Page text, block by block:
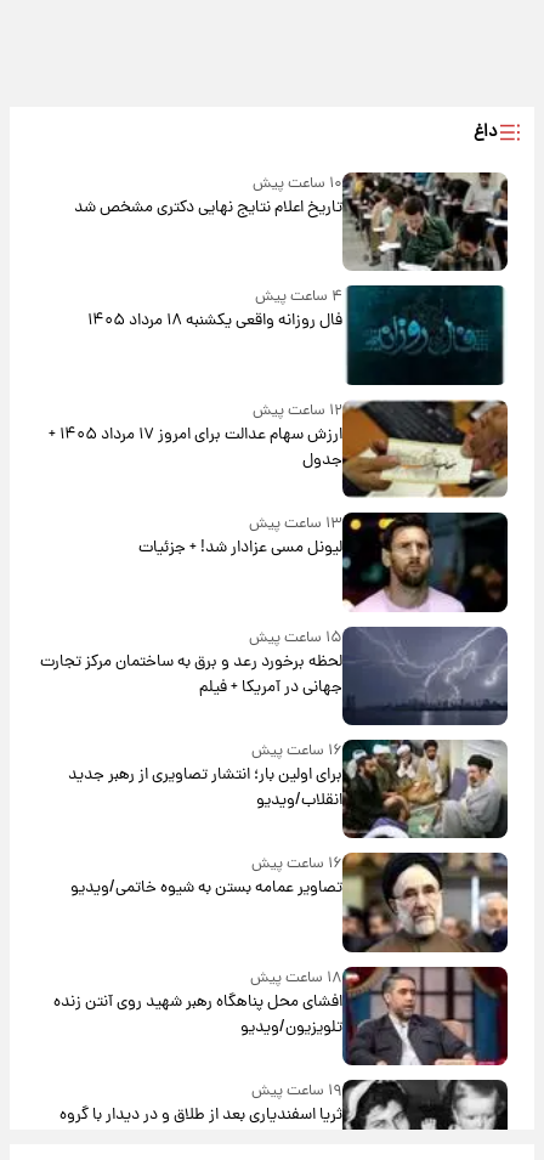
داغ
۱۰ ساعت پیش
تاریخ اعلام نتایج نهایی دکتری مشخص شد
۴ ساعت پیش
فال روزانه واقعی یکشنبه ۱۸ مرداد ۱۴۰۵
۱۲ ساعت پیش
ارزش سهام عدالت برای امروز ۱۷ مرداد ۱۴۰۵ +
جدول
۱۳ ساعت پیش
لیونل مسی عزادار شد! + جزئیات
۱۵ ساعت پیش
لحظه برخورد رعد و برق به ساختمان مرکز تجارت
جهانی در آمریکا + فیلم
۱۶ ساعت پیش
برای اولین بار؛ انتشار تصاویری از رهبر جدید
انقلاب/ویدیو
۱۶ ساعت پیش
تصاویر عمامه بستن به شیوه خاتمی/ویدیو
۱۸ ساعت پیش
افشای محل پناهگاه‌ رهبر شهید روی آنتن زنده
تلویزیون/ویدیو
۱۹ ساعت پیش
ثریا اسفندیاری بعد از طلاق و در دیدار با گروه